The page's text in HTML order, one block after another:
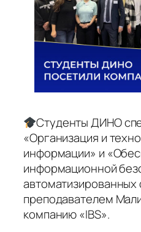
Cтуденты ДИНО
«Организация и
информации» и
информационной
автоматизированных
преподавателем
компанию «IBS».